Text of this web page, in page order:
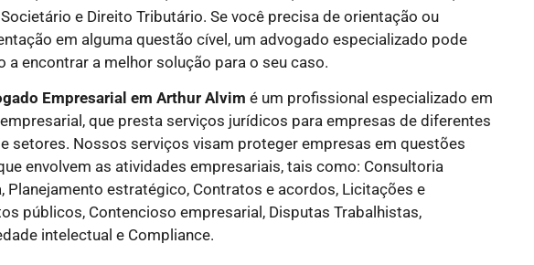
e Direito Tributário. Se você precisa de orientação ou
em alguma questão cível, um advogado especializado pode
a encontrar a melhor solução para o seu caso.
Empresarial em Arthur Alvim é um profissional especializado em
que presta serviços jurídicos para empresas de diferentes
setores. Nossos serviços visam proteger empresas em questões
envolvem as atividades empresariais, tais como: Consultoria
Planejamento estratégico, Contratos e acordos, Licitações e
públicos, Contencioso empresarial, Disputas Trabalhistas,
intelectual e Compliance.